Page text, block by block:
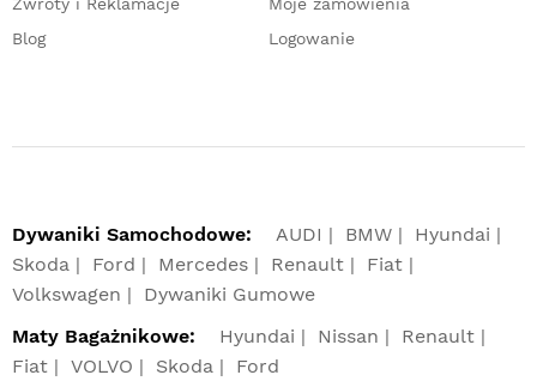
Blog
Logowanie
Dywaniki Samochodowe: AUDI BMW
Hyundai
Skoda
Ford Mercedes Renault
Fiat
Volkswagen
Dywaniki Gumowe
Maty Bagażnikowe:
Hyundai Nissan
Renault
Fiat
VOLVO Skoda Ford